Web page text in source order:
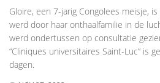
Gloire, een 7-jarig Congolees meisje,
werd door haar onthaalfamilie in de
werd ondertussen op consultatie
“Cliniques universitaires Saint-Luc” is
dagen.